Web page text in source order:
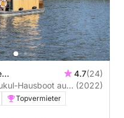
4.7(24)
Hausboot auf
Seenplatte
(2022)
Topvermieter